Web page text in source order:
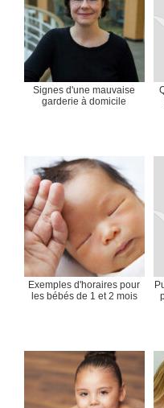
Signes d'une mauvaise
garderie à domicile
Exemples d'horaires pour
les bébés de 1 et 2 mois